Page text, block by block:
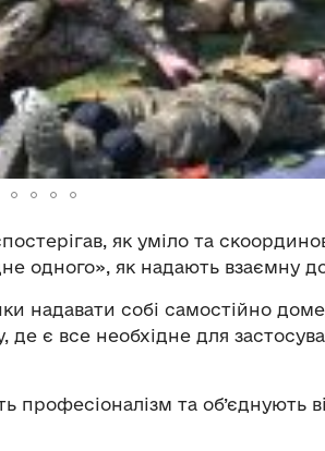
як уміло та
одного», як надають взаємну
надавати собі самостійно
де є все необхідне для
професіоналізм та об’єднують